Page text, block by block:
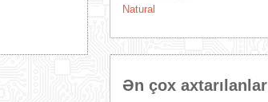
Natural
Ən çox axtarılanlar